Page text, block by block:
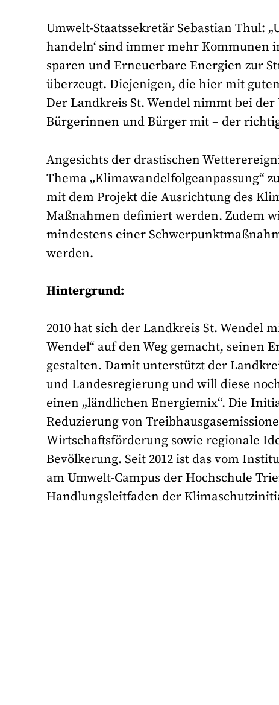
Umwelt-Staatssekretär Sebastian Thul:
handeln‘ sind immer mehr Kommunen
sparen und Erneuerbare Energien zur
überzeugt. Diejenigen, die hier mit
Der Landkreis St. Wendel nimmt bei
Bürgerinnen und Bürger mit – der
Angesichts der drastischen
Thema „Klimawandelfolgeanpassung“
mit dem Projekt die Ausrichtung des
Maßnahmen definiert werden. Zudem
mindestens einer
werden.
Hintergrund:
2010 hat sich der Landkreis St. Wendel
Wendel“ auf den Weg gemacht, seinen
gestalten. Damit unterstützt der
und Landesregierung und will diese
einen „ländlichen Energiemix“. Die
Reduzierung von
Wirtschaftsförderung sowie regionale
Bevölkerung. Seit 2012 ist das vom
am Umwelt-Campus der Hochschule
Handlungsleitfaden der